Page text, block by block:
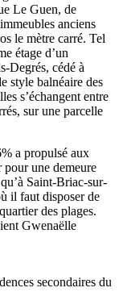
Le Guen, de
anciens
le mètre carré. Tel
étage d’un
Degrés, cédé à
style balnéaire des
s’échangent entre
sur une parcelle
a propulsé aux
une demeure
Saint-Briac-sur-
il faut disposer de
des plages.
Gwenaëlle
secondaires du